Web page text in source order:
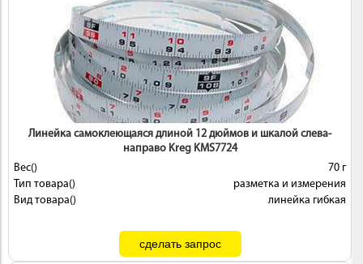
Линейка самоклеющаяся длиной 12 дюймов и шкалой слева-
направо Kreg KMS7724
Вес()
70 г
Тип товара()
разметка и измерения
Вид товара()
линейка гибкая